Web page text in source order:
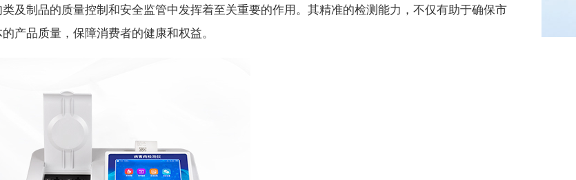
及制品的质量控制和安全监管中发挥着至关重要的作用。其精准的检测能力，不仅有助于确保市
产品质量，保障消费者的健康和权益。